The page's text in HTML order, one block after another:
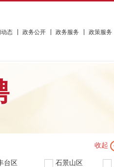
态 政务公开 政务服务 政策服务
收起
台区 石景山区